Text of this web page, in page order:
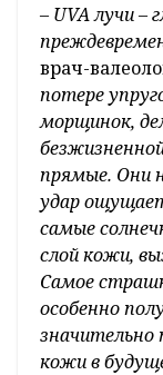
– UVA лучи –
врач-
потере
морщинок,
прямые. Они
удар
самые
слой кожи,
Самое
особенно
кожи в